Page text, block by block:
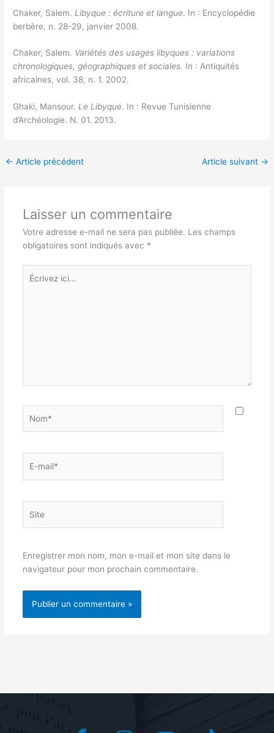
Chaker, Salem. Libyque : écriture et langue. In : Encyclopédie
berbère, n. 28-29, janvier 2008.
Chaker, Salem. Variétés des usages libyques : variations
chronologiques, géographiques et sociales. In : Antiquités
africaines, vol. 38, n. 1. 2002.
Ghaki, Mansour.Le Libyque. In : Revue Tunisienne
d’Archéologie. N. 01. 2013.
← Article précédent Article suivant →
Laisser un commentaire
Votre adresse e-mail ne sera pas publiée. Les champs
obligatoires sont indiqués avec *
Écrivez
ici…
mail*
Enregistrer mon nom, mon e-mail et mon site dans le
navigateur pour mon prochain commentaire.